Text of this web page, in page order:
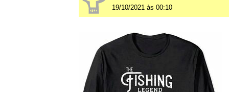
19/10/2021 às 00:10